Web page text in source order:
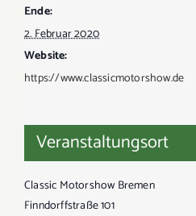
Ende:
2. Februar 2020
Website:
https://www.classicmotorshow.de
Veranstaltungsort
Classic Motorshow Bremen
Finndorffstraße 101